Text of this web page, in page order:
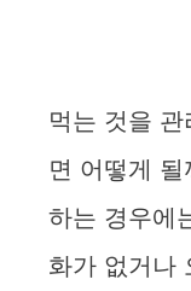
먹는 것을
면 어떻게
하는 경우에
화가 없거나